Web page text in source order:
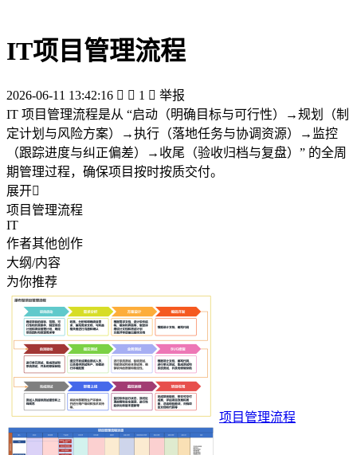
IT项目管理流程
2026-06-11 13:42:16   1  举报
IT 项目管理流程是从 “启动（明确目标与可行性）→规划（制
定计划与风险方案）→执行（落地任务与协调资源）→监控
（跟踪进度与纠正偏差）→收尾（验收归档与复盘）” 的全周
期管理过程，确保项目按时按质交付。
展开
项目管理流程
IT
作者其他创作
大纲/内容
为你推荐
项目管理流程